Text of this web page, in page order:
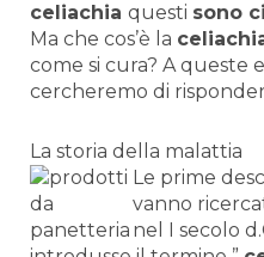
celiachia questi sono
Ma che cos’è la
come si cura? A queste
cercheremo di
La storia della malattia
Le prime
vanno
nel I secolo